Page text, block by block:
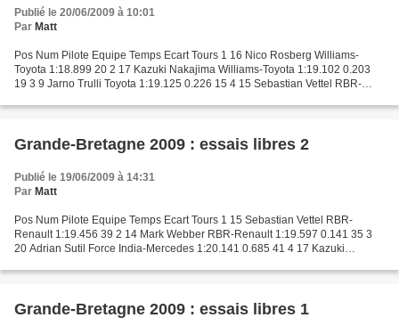
Publié le 20/06/2009 à 10:01
Par Matt
Pos Num Pilote Equipe Temps Ecart Tours 1 16 Nico Rosberg Williams-
Toyota 1:18.899 20 2 17 Kazuki Nakajima Williams-Toyota 1:19.102 0.203
19 3 9 Jarno Trulli Toyota 1:19.125 0.226 15 4 15 Sebastian Vettel RBR-
Grande-Bretagne 2009 : essais libres 2
Publié le 19/06/2009 à 14:31
Par Matt
Pos Num Pilote Equipe Temps Ecart Tours 1 15 Sebastian Vettel RBR-
Renault 1:19.456 39 2 14 Mark Webber RBR-Renault 1:19.597 0.141 35 3
20 Adrian Sutil Force India-Mercedes 1:20.141 0.685 41 4 17 Kazuki
Grande-Bretagne 2009 : essais libres 1